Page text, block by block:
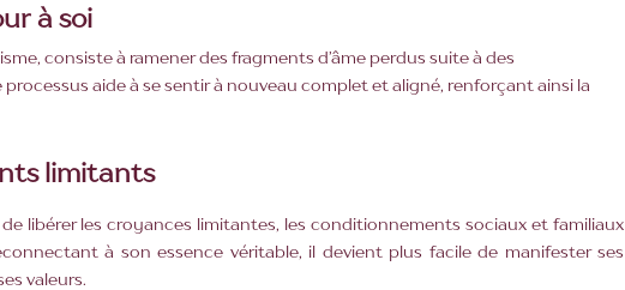
à soi
consiste à ramener des fragments d’âme perdus suite à des
aide à se sentir à nouveau complet et aligné, renforçant ainsi la
limitants
libérer les croyances limitantes, les conditionnements sociaux et familiaux
à son essence véritable, il devient plus facile de manifester ses
valeurs.